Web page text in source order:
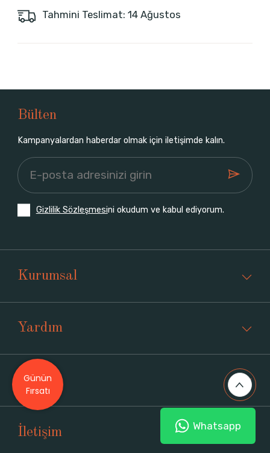
Tahmini Teslimat: 14 Ağustos
Bülten
Kampanyalardan haberdar olmak için iletişimde kalın.
Gizlilik Sözleşmesini okudum ve kabul ediyorum.
Kurumsal
Yardım
Üyelik
İletişim Whatsapp
Günün
Fırsatı